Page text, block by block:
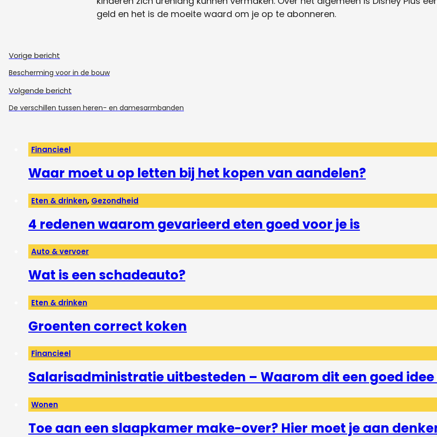
geld en het is de moeite waard om je op te abonneren.
Vorige bericht
Bescherming voor in de bouw
Volgende bericht
De verschillen tussen heren- en damesarmbanden
Financieel
Waar moet u op letten bij het kopen van aandelen?
Eten & drinken, Gezondheid
4 redenen waarom gevarieerd eten goed voor je is
Auto & vervoer
Wat is een schadeauto?
Eten & drinken
Groenten correct koken
Financieel
Salarisadministratie uitbesteden – Waarom dit een goed idee
Wonen
Toe aan een slaapkamer make-over? Hier moet je aan